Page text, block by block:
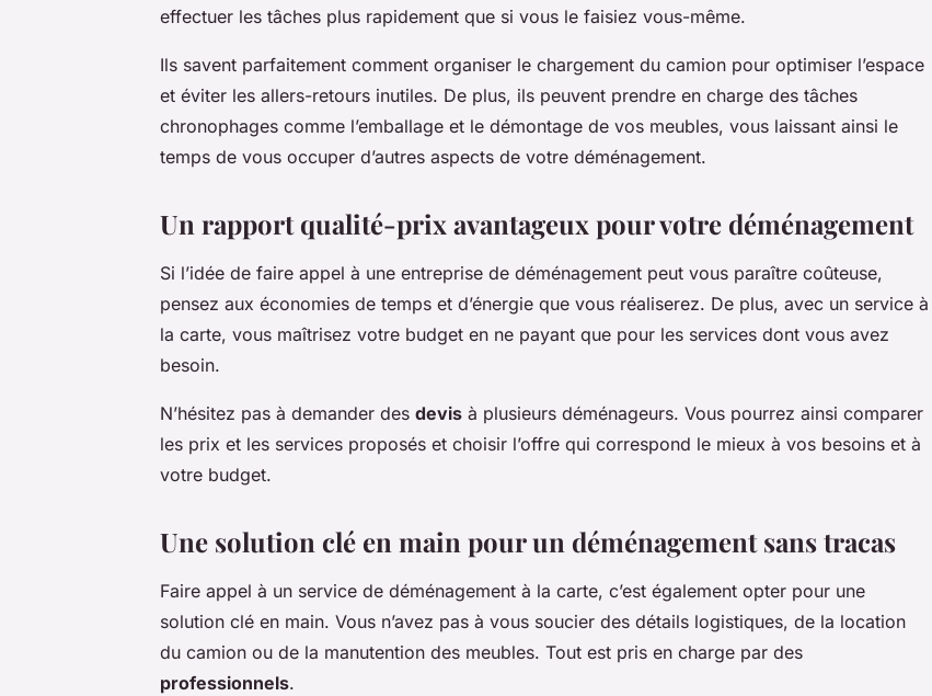
effectuer les tâches plus rapidement que si vous le faisiez vous-même.
Ils savent parfaitement comment organiser le chargement du camion pour optimiser l’espace
et éviter les allers-retours inutiles. De plus, ils peuvent prendre en charge des tâches
chronophages comme l’emballage et le démontage de vos meubles, vous laissant ainsi le
temps de vous occuper d’autres aspects de votre déménagement.
Un rapport qualité-prix avantageux pour votre déménagement
Si l’idée de faire appel à une entreprise de déménagement peut vous paraître coûteuse,
pensez aux économies de temps et d’énergie que vous réaliserez. De plus, avec un service à
la carte, vous maîtrisez votre budget en ne payant que pour les services dont vous avez
besoin.
N’hésitez pas à demander des devis à plusieurs déménageurs. Vous pourrez ainsi comparer
les prix et les services proposés et choisir l’offre qui correspond le mieux à vos besoins et à
votre budget.
Une solution clé en main pour un déménagement sans tracas
Faire appel à un service de déménagement à la carte, c’est également opter pour une
solution clé en main. Vous n’avez pas à vous soucier des détails logistiques, de la location
du camion ou de la manutention des meubles. Tout est pris en charge par des
professionnels.